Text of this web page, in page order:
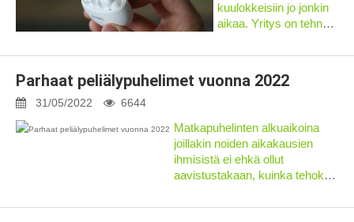
kuulokkeisiin jo jonkin
aikaa. Yritys on tehnyt
korjatakseen kaiken,
3i:ssä, pitäen samalla
Parhaat peliälypuhelimet vuonna 2022
31/05/2022 6644
Matkapuhelinten alkuaikoina
joillakin noiden aikakausien
ihmisistä ei ehkä ollut
aavistustakaan, kuinka tehokas
voisi muuttaa maailmaa